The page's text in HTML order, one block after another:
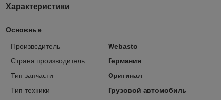
Характеристики
Основные
Производитель
Webasto
Страна производитель
Германия
Тип запчасти
Оригинал
Тип техники
Грузовой автомобиль